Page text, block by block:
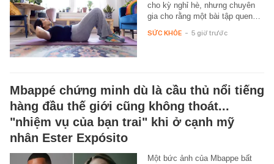
cho kỳ nghỉ hè, nhưng chuyên
gia cho rằng một bài tập quen…
SỨC KHỎE - 5 giờ trước
Mbappé chứng minh dù là cầu thủ nổi tiếng
hàng đầu thế giới cũng không thoát...
"nhiệm vụ của bạn trai" khi ở cạnh mỹ
nhân Ester Expósito
Một bức ảnh của Mbappe bất